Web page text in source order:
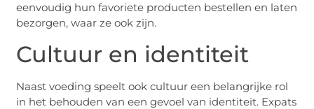
eenvoudig hun favoriete producten bestellen en laten
bezorgen, waar ze ook zijn.
Cultuur en identiteit
Naast voeding speelt ook cultuur een belangrijke rol
in het behouden van een gevoel van identiteit. Expats